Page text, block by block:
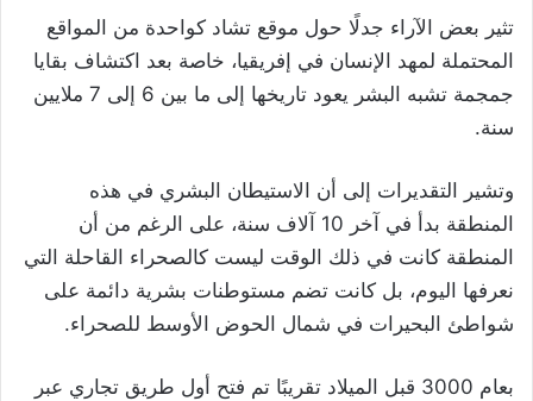
تثير بعض الآراء جدلًا حول موقع تشاد كواحدة من المواقع
المحتملة لمهد الإنسان في إفريقيا، خاصة بعد اكتشاف بقايا
جمجمة تشبه البشر يعود تاريخها إلى ما بين 6 إلى 7 ملايين
سنة.
وتشير التقديرات إلى أن الاستيطان البشري في هذه
المنطقة بدأ في آخر 10 آلاف سنة، على الرغم من أن
المنطقة كانت في ذلك الوقت ليست كالصحراء القاحلة التي
نعرفها اليوم، بل كانت تضم مستوطنات بشرية دائمة على
شواطئ البحيرات في شمال الحوض الأوسط للصحراء.
بعام 3000 قبل الميلاد تقريبًا تم فتح أول طريق تجاري عبر